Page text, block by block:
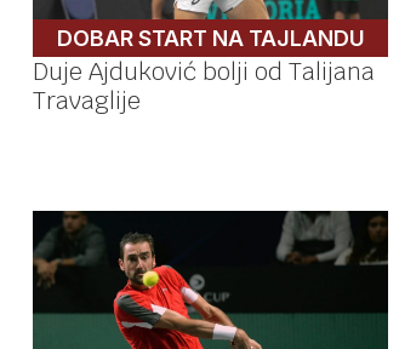
DOBAR START NA TAJLANDU
Duje Ajduković bolji od Talijana
Travaglije